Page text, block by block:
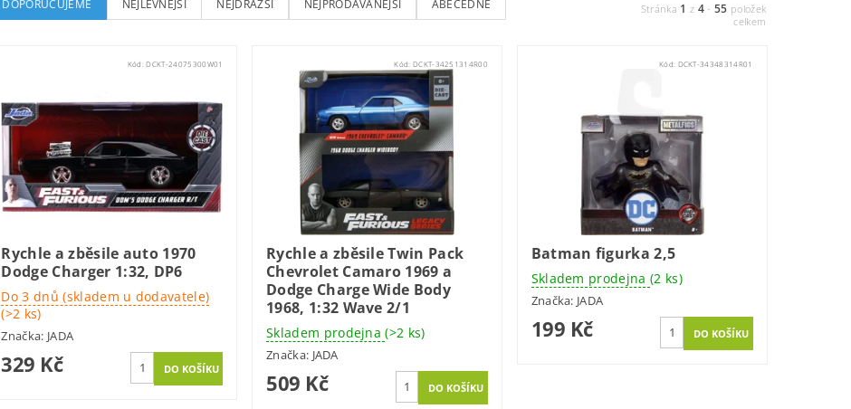
DOPORUČUJEME NEJLEVNĚJŠÍ NEJDRAŽŠÍ NEJPRODÁVANĚJŠÍ ABECEDNĚ Stránka 1 z 4 - 55 položek
celkem
Kód:DCKT-24075300W01
Rychle a zběsile auto 1970
Dodge Charger 1:32, DP6
Do 3 dnů (skladem u dodavatele)
(>2 ks)
Značka: JADA
329 Kč
Kód: DCKT-34251314R00
Rychle a zběsile Twin Pack
Chevrolet Camaro 1969 a
Dodge Charge Wide Body
1968, 1:32 Wave 2/1
Skladem prodejna(>2 ks)
Značka: JADA
509 Kč
Kód: DCKT-34348314R01
Batman figurka 2,5
Skladem prodejna (2 ks)
Značka: JADA
199 Kč